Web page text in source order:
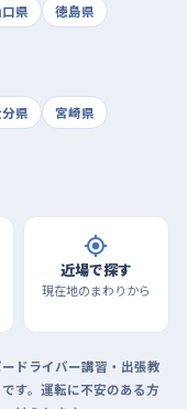
県
徳島県
県
宮崎県
近場で探す
現在地のまわりから
ドライバー講習・出張教
す。運転に不安のある方